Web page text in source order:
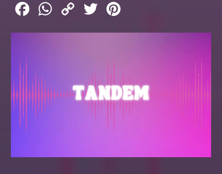
FacebookWhatsApp
Copy
Twitter